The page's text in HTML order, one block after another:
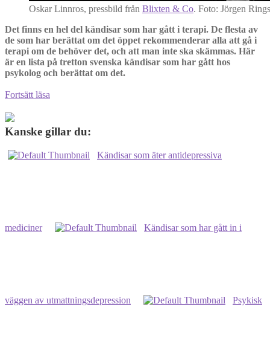
Oskar Linnros, pressbild från Blixten & Co. Foto: Jörgen
Det finns en hel del kändisar som har gått i terapi. De flesta av
de som har berättat om det öppet rekommenderar alla att gå i
terapi om de behöver det, och att man inte ska skämmas. Här
är en lista på tretton svenska kändisar som har gått hos
psykolog och berättat om det.
Fortsätt läsa
har
gått
terapi
Kanske gillar du:
Kändisar som äter antidepressiva
mediciner Kändisar som har gått in i
väggen av utmattningsdepression Psykisk